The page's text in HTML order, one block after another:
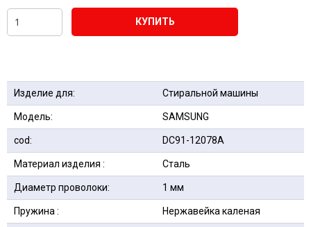
КУПИТЬ
Изделие для: Стиральной машины
Модель: SAMSUNG
сod: DC91-12078A
Материал изделия : Сталь
Диаметр проволоки: 1 мм
Пружина : Нержавейка каленая